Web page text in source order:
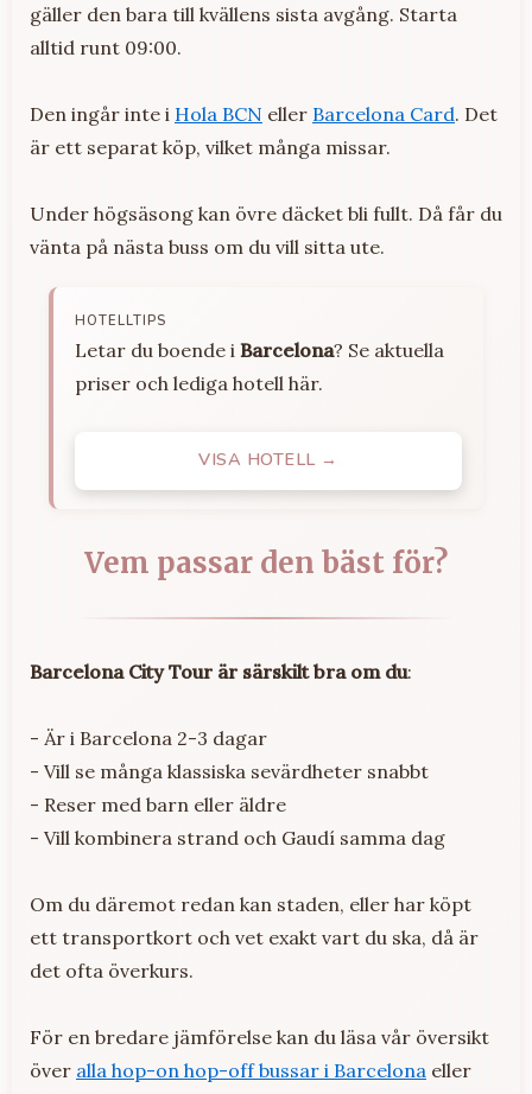
gäller den bara till kvällens sista avgång. Starta
alltid runt 09:00.
Den ingår inte i Hola BCN eller Barcelona Card. Det
är ett separat köp, vilket många missar.
Under högsäsong kan övre däcket bli fullt. Då får du
vänta på nästa buss om du vill sitta ute.
HOTELLTIPS
Letar du boende i Barcelona? Se aktuella
priser och lediga hotell här.
VISA HOTELL →
Vem passar den bäst för?
Barcelona City Tour är särskilt bra om du:
- Är i Barcelona 2-3 dagar
- Vill se många klassiska sevärdheter snabbt
- Reser med barn eller äldre
- Vill kombinera strand och Gaudí samma dag
Om du däremot redan kan staden, eller har köpt
ett transportkort och vet exakt vart du ska, då är
det ofta överkurs.
För en bredare jämförelse kan du läsa vår översikt
över alla hop-on hop-off bussar i Barcelona eller